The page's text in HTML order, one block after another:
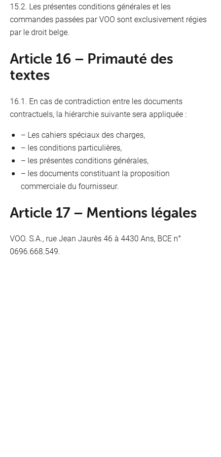
15.2. Les présentes conditions générales et les
commandes passées par VOO sont exclusivement régies
par le droit belge.
Article 16 – Primauté des
textes
16.1. En cas de contradiction entre les documents
contractuels, la hiérarchie suivante sera appliquée :
– Les cahiers spéciaux des charges,
– les conditions particulières,
– les présentes conditions générales,
– les documents constituant la proposition
commerciale du fournisseur.
Article 17 – Mentions légales
VOO. S.A., rue Jean Jaurès 46 à 4430 Ans, BCE n°
0696.668.549.